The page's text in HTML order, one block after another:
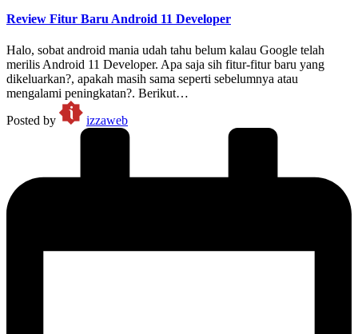
Review Fitur Baru Android 11 Developer
Halo, sobat android mania udah tahu belum kalau Google telah
merilis Android 11 Developer. Apa saja sih fitur-fitur baru yang
dikeluarkan?, apakah masih sama seperti sebelumnya atau
mengalami peningkatan?. Berikut…
Posted by
izzaweb